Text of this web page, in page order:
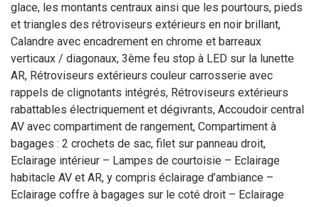
glace, les montants centraux ainsi que les pourtours, pieds
et triangles des rétroviseurs extérieurs en noir brillant,
Calandre avec encadrement en chrome et barreaux
verticaux / diagonaux, 3ème feu stop à LED sur la lunette
AR, Rétroviseurs extérieurs couleur carrosserie avec
rappels de clignotants intégrés, Rétroviseurs extérieurs
rabattables électriquement et dégivrants, Accoudoir central
AV avec compartiment de rangement, Compartiment à
bagages : 2 crochets de sac, filet sur panneau droit,
Eclairage intérieur – Lampes de courtoisie – Eclairage
habitacle AV et AR, y compris éclairage d’ambiance –
Eclairage coffre à bagages sur le coté droit – Eclairage